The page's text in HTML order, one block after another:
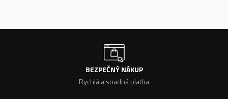
BEZPEČNÝ NÁKUP
Rychlá a snadná platba